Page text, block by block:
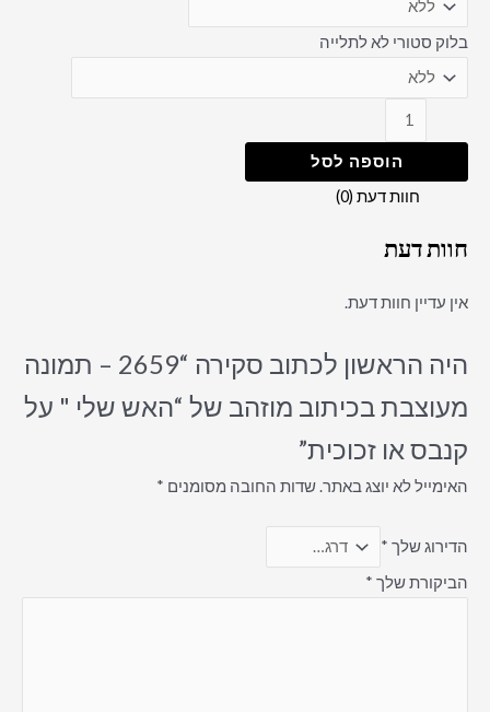
בלוק סטורי לא לתלייה
הוספה לסל
חוות דעת (0)
חוות דעת
אין עדיין חוות דעת.
היה הראשון לכתוב סקירה “2659 – תמונה
מעוצבת בכיתוב מוזהב של “האש שלי " על
קנבס או זכוכית”
האימייל לא יוצג באתר.שדות החובה מסומנים *
הדירוג שלך *
הביקורת שלך *